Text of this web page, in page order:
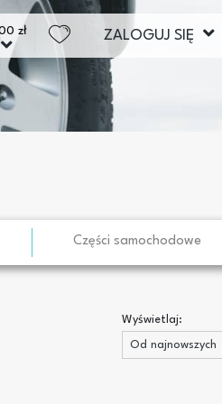
zł ZALOGUJ SIĘ
Części samochodowe
Wyświetlaj:
Od najnowszych